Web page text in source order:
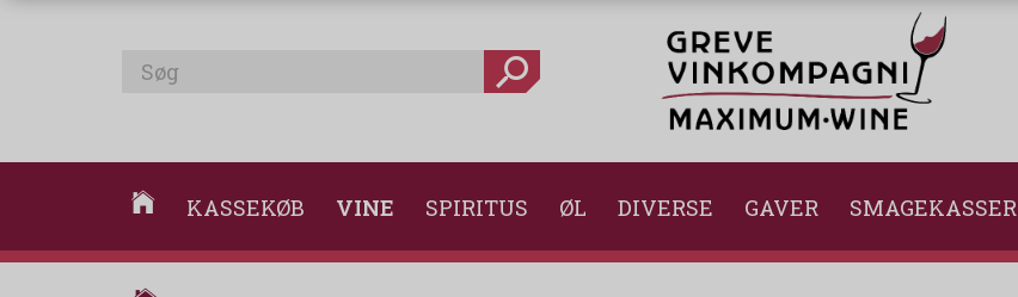
KASSEKØB VINE SPIRITUS ØL DIVERSE GAVER SMAGEKASSER